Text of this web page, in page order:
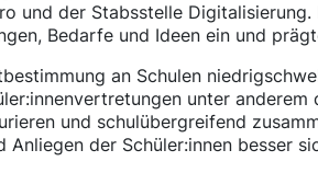
und der Stabsstelle
Bedarfe und Ideen ein und
an Schulen
unter
und schulübergreifend
Anliegen der Schüler:innen besser